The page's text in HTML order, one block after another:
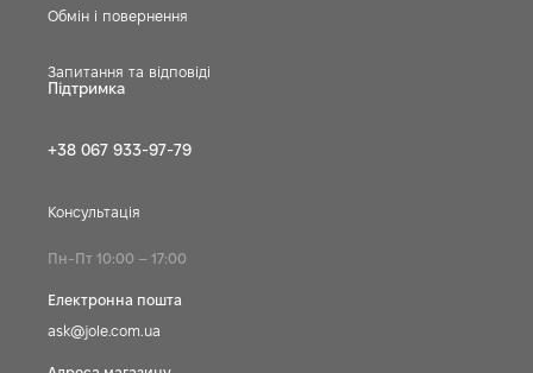
Обмін і повернення
Запитання та відповіді
Підтримка
+38 067 933-97-79
Консультація
Пн-Пт 10:00 – 17:00
Електронна пошта
ask@jole.com.ua